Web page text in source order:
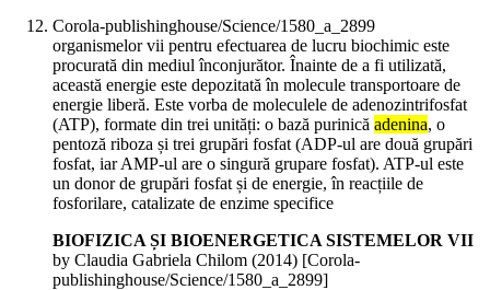
Corola-publishinghouse/Science/1580_a_2899
organismelor vii pentru efectuarea de lucru biochimic este
procurată din mediul înconjurător. Înainte de a fi utilizată,
această energie este depozitată în molecule transportoare de
energie liberă. Este vorba de moleculele de adenozintrifosfat
(ATP), formate din trei unități: o bază purinică adenina, o
pentoză riboza și trei grupări fosfat (ADP-ul are două grupări
fosfat, iar AMP-ul are o singură grupare fosfat). ATP-ul este
un donor de grupări fosfat și de energie, în reacțiile de
fosforilare, catalizate de enzime specifice
BIOFIZICA ȘI BIOENERGETICA SISTEMELOR VII
by Claudia Gabriela Chilom (2014) [Corola-
publishinghouse/Science/1580_a_2899]